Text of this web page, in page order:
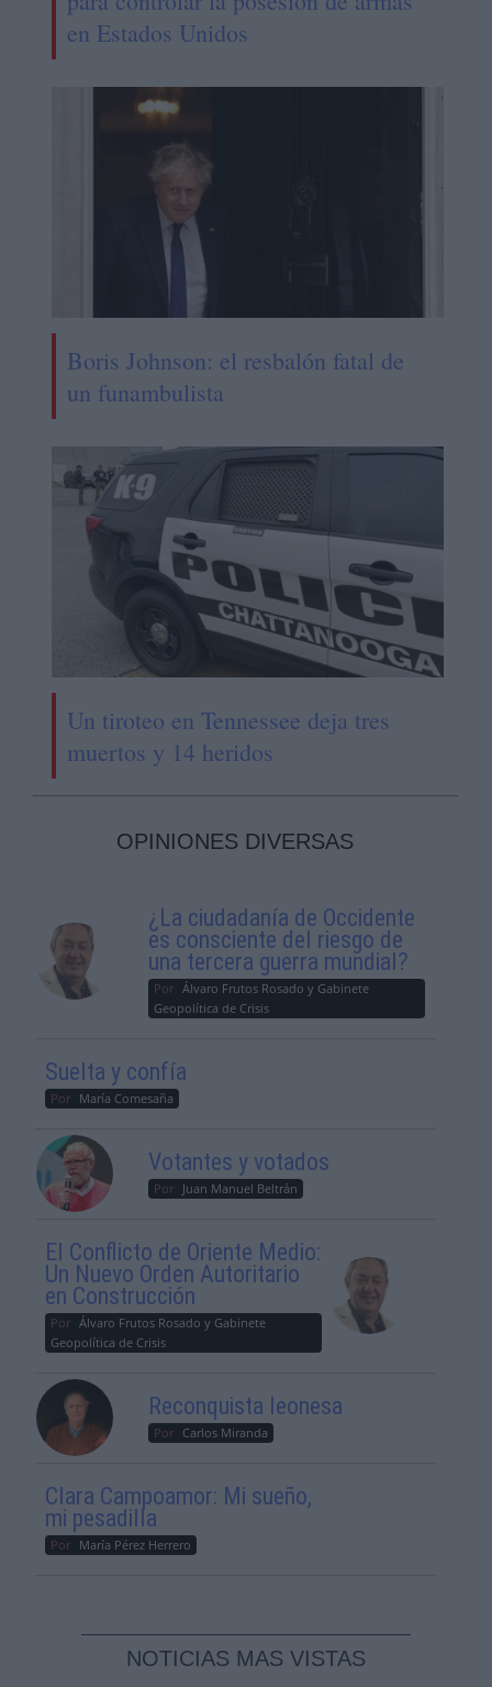
en Estados Unidos
Boris Johnson: el resbalón fatal de
un funambulista
Un tiroteo en Tennessee deja tres
muertos y 14 heridos
OPINIONES DIVERSAS
¿La ciudadanía de Occidente
es consciente del riesgo de
una tercera guerra mundial?
Por Álvaro Frutos Rosado y Gabinete
Geopolítica de Crisis
Suelta y confía
Por María Comesaña
Votantes y votados
Por Juan Manuel Beltrán
El Conflicto de Oriente Medio:
Un Nuevo Orden Autoritario
en Construcción
Por Álvaro Frutos Rosado y Gabinete
Geopolítica de Crisis
Reconquista leonesa
Por Carlos Miranda
Clara Campoamor: Mi sueño,
mi pesadilla
Por María Pérez Herrero
NOTICIAS MAS VISTAS